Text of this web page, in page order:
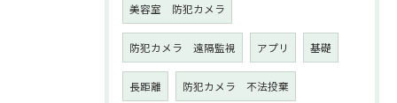
美容室 防犯カメラ
防犯カメラ 遠隔監視 アプリ 基礎
長距離 防犯カメラ 不法投棄